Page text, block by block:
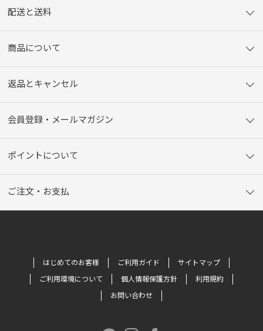
配送と送料
商品について
返品とキャンセル
会員登録・メールマガジン
ポイントについて
ご注文・お支払
はじめてのお客様 ご利用ガイド
サイトマップ
ご利用環境について
個人情報保護方針
利用規約
お問い合わせ